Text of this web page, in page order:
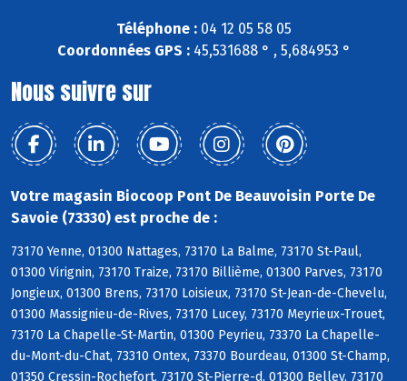
Téléphone :04 12 05 58 05
Coordonnées GPS :45,531688 ° , 5,684953 °
Nous suivre sur
Votre magasin Biocoop Pont De Beauvoisin Porte De
Savoie (73330) est proche de :
73170 Yenne, 01300 Nattages, 73170 La Balme, 73170 St-Paul,
01300 Virignin, 73170 Traize, 73170 Billième, 01300 Parves, 73170
Jongieux, 01300 Brens, 73170 Loisieux, 73170 St-Jean-de-Chevelu,
01300 Massignieu-de-Rives, 73170 Lucey, 73170 Meyrieux-Trouet,
73170 La Chapelle-St-Martin, 01300 Peyrieu, 73370 La Chapelle-
du-Mont-du-Chat, 73310 Ontex, 73370 Bourdeau, 01300 St-Champ,
01350 Cressin-Rochefort, 73170 St-Pierre-d, 01300 Belley, 73170